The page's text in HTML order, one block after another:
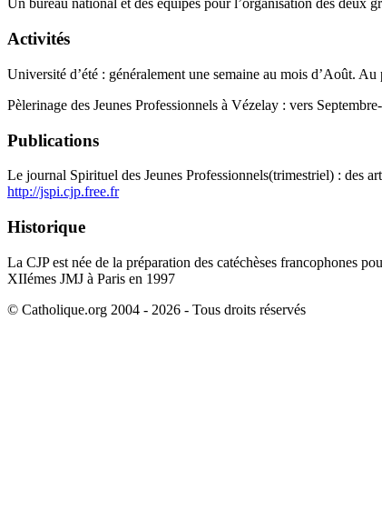
Un bureau national et des équipes pour l’organisation des deux
Activités
Université d’été : généralement une semaine au mois d’Août.
Pèlerinage des Jeunes Professionnels à Vézelay : vers
Publications
Le journal Spirituel des Jeunes Professionnels(trimestriel) : des
http://jspi.cjp.free.fr
Historique
La CJP est née de la préparation des catéchèses francophones
XIIémes JMJ à Paris en 1997
© Catholique.org 2004 - 2026 - Tous droits réservés